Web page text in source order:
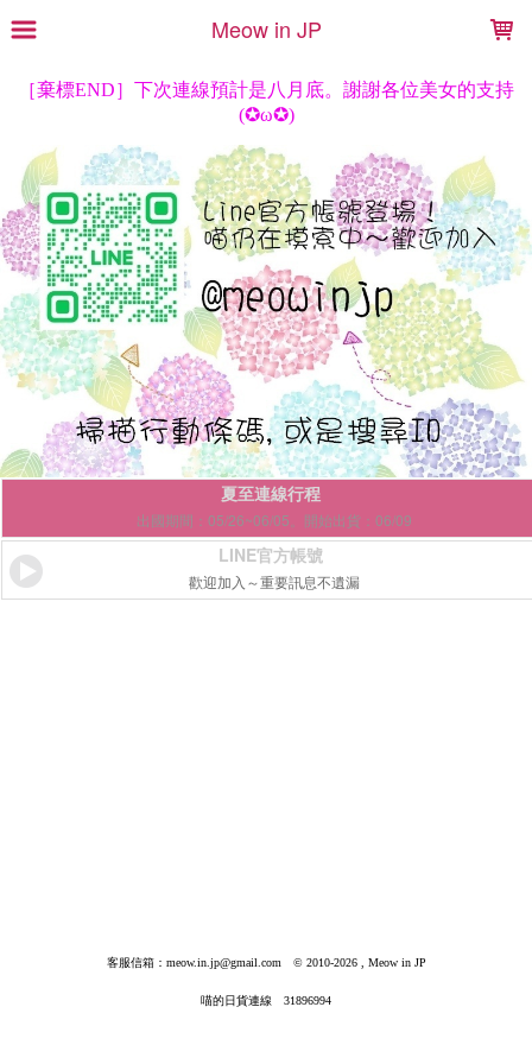
Meow in JP
夏至連線行程
出國期間：05/26~06/05。開始出貨：06/09
LINE官方帳號
歡迎加入～重要訊息不遺漏